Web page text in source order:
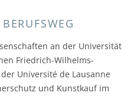
an der Universität
Friedrich-Wilhelms-
Université de Lausanne
und Kunstkauf im